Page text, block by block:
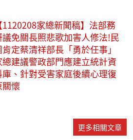
【1120208家總新聞稿】法部務
議免關長照悲歌加害人修法!民
肯定蔡清祥部長「勇於任事」
總建議警政部門應建立統計資
庫、針對受害家庭後續心理復
關懷
更多相關文章